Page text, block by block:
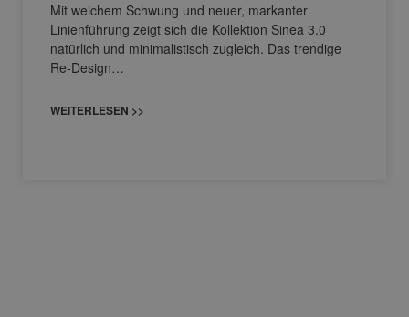
Mit weichem Schwung und neuer, markanter
Linienführung zeigt sich die Kollektion Sinea 3.0
natürlich und minimalistisch zugleich. Das trendige
Re-Design…
WEITERLESEN >>